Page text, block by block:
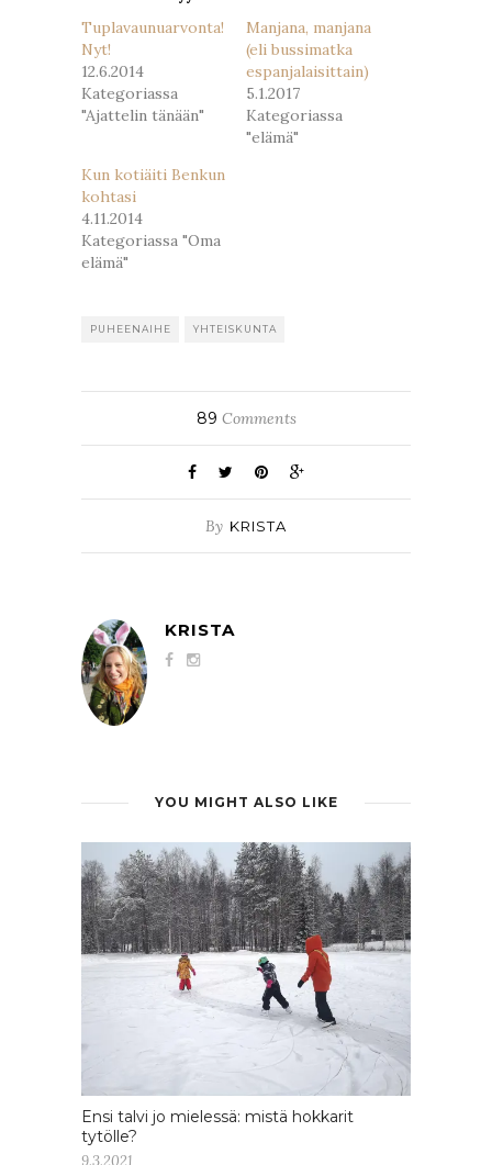
Tuplavaunuarvonta!
Nyt!
12.6.2014
Kategoriassa
"Ajattelin tänään"
Manjana, manjana
(eli bussimatka
espanjalaisittain)
5.1.2017
Kategoriassa
"elämä"
Kun kotiäiti Benkun
kohtasi
4.11.2014
Kategoriassa "Oma
elämä"
PUHEENAIHE YHTEISKUNTA
89 Comments
By KRISTA
KRISTA
YOU MIGHT ALSO LIKE
Ensi talvi jo mielessä: mistä hokkarit
tytölle?
9.3.2021